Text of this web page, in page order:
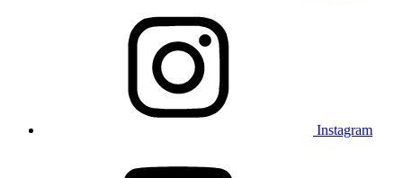
Instagram